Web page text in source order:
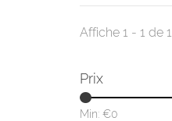
Affiche 1 - 1 de 1
Prix
Min: €0